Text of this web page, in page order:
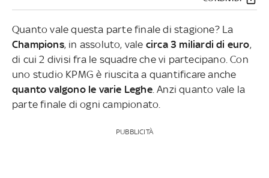
Quanto vale questa parte finale di stagione? La
Champions, in assoluto, vale circa 3 miliardi di euro,
di cui 2 divisi fra le squadre che vi partecipano. Con
uno studio KPMG è riuscita a quantificare anche
quanto valgono le varie Leghe. Anzi quanto vale la
parte finale di ogni campionato.
PUBBLICITÀ